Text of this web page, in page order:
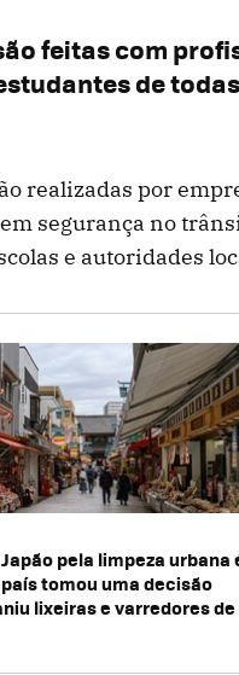
feitas com
de
realizadas por
segurança no
e autoridades
pela limpeza urbana
tomou uma decisão
lixeiras e varredores